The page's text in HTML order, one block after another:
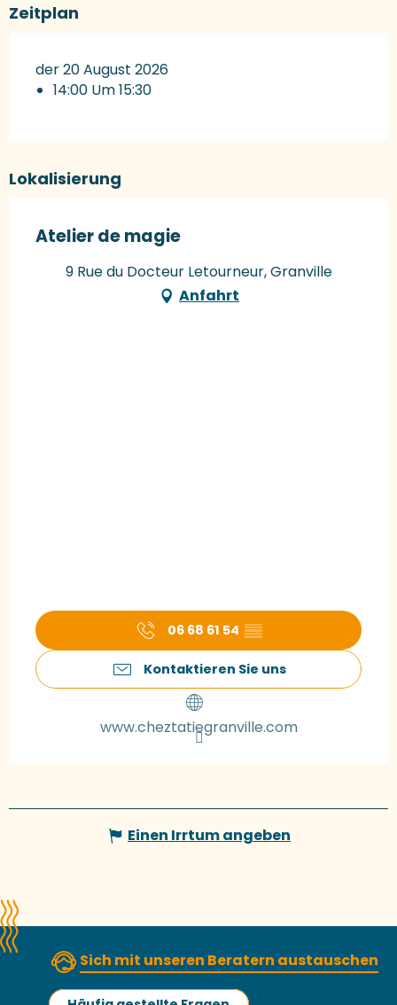
Zeitplan
der 20 August 2026
14:00 Um 15:30
Lokalisierung
Atelier de magie
9 Rue du Docteur Letourneur, Granville
Anfahrt
06 68 61 54 ▒▒
Kontaktieren Sie uns
www.cheztatiegranville.com
Einen Irrtum angeben
Sich mit unseren Beratern austauschen